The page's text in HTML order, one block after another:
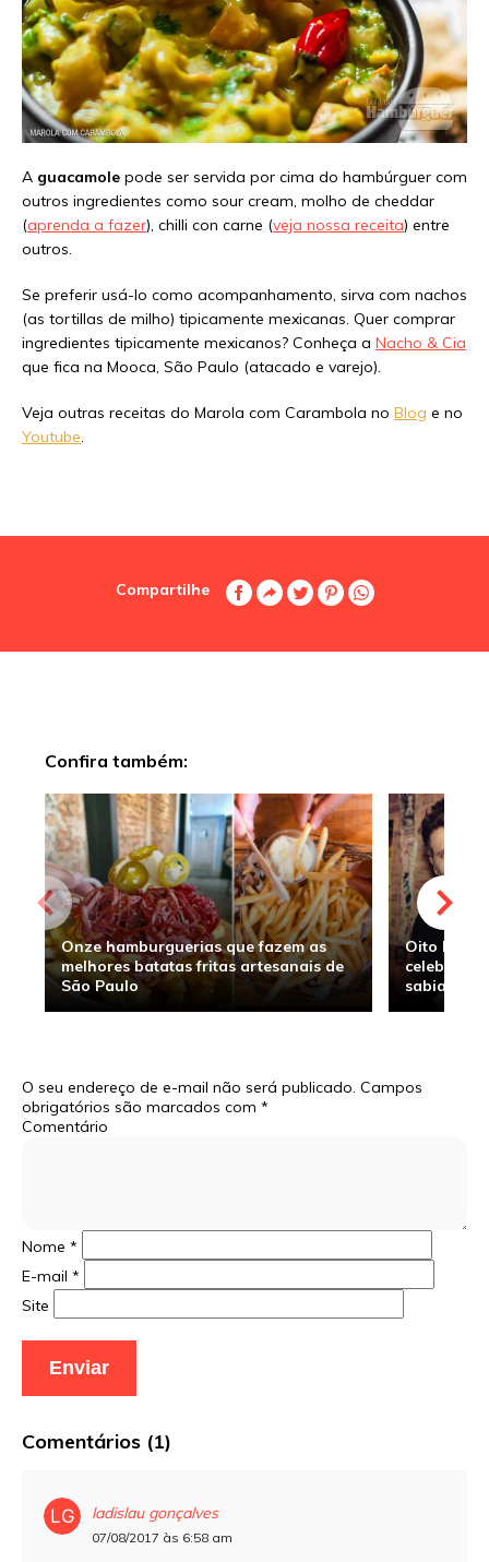
A guacamole pode ser servida por cima do hambúrguer com
outros ingredientes como sour cream, molho de cheddar
(aprenda a fazer), chilli con carne (veja nossa receita) entre
outros.
Se preferir usá-lo como acompanhamento, sirva com nachos
(as tortillas de milho) tipicamente mexicanas. Quer comprar
ingredientes tipicamente mexicanos? Conheça a Nacho & Cia
que fica na Mooca, São Paulo (atacado e varejo).
Veja outras receitas do Marola com Carambola no Blog e no
Youtube
Compartilhe
Confira também:
Onze hamburguerias que fazem as
melhores batatas fritas artesanais de
São Paulo
Oito
sabia
O seu endereço de e-mail não será publicado. Campos
obrigatórios são marcados com *
Comentário
Nome *
E-mail *
Site
Comentários (1)
ladislau gonçalves
07/08/2017 às 6:58 am